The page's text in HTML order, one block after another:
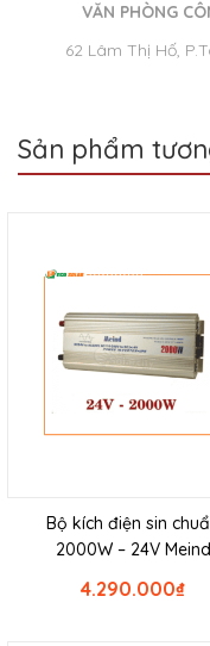
VĂN PHÒNG
62 Lâm Thị Hố,
Sản phẩm
Bộ kích điện sin
2000W – 24V Meind
₫
4.290.000